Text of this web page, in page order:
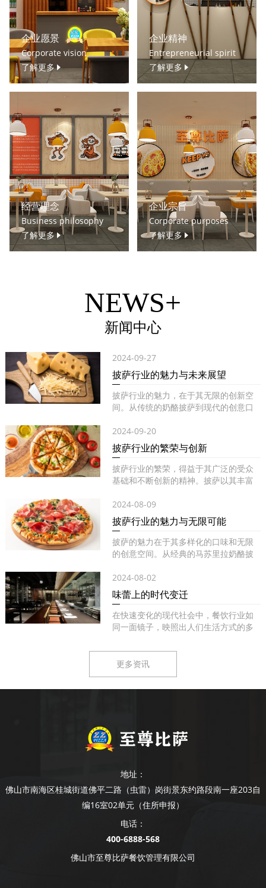
企业愿景
Corporate vision
了解更多
企业精神
Entrepreneurial spirit
了解更多
经营理念
Business philosophy
了解更多
企业宗旨
Corporate purposes
了解更多
NEWS+
新闻中心
2024-09-27
披萨行业的魅力与未来展望
披萨行业的魅力，在于其无限的创新空
间。从传统的奶酪披萨到现代的创意口
2024-09-20
披萨行业的繁荣与创新
披萨行业的繁荣，得益于其广泛的受众
基础和不断创新的精神。披萨以其丰富
2024-08-09
披萨行业的魅力与无限可能
披萨的魅力在于其多样化的口味和无限
的创意空间。从经典的马苏里拉奶酪披
2024-08-02
味蕾上的时代变迁
在快速变化的现代社会中，餐饮行业如
同一面镜子，映照出人们生活方式的多
更多资讯
地址：
佛山市南海区桂城街道佛平二路（虫雷）岗街景东约路段南一座203自
编16室02单元（住所申报）
电话：
400-6888-568
佛山市至尊比萨餐饮管理有限公司